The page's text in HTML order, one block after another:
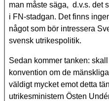
man måste säga, d.v.s. det
i FN-stadgan. Det finns
något som bör intressera
svensk utrikespolitik.
Sedan kommer tanken:
konvention om de
väldigt mycket emot detta
utrikesministern Östen